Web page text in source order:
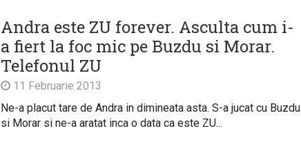
Andra este ZU forever. Asculta cum i-
a fiert la foc mic pe Buzdu si Morar.
Telefonul ZU
11 Februarie 2013
Ne-a placut tare de Andra in dimineata asta. S-a jucat cu Buzdu
si Morar si ne-a aratat inca o data ca este ZU...